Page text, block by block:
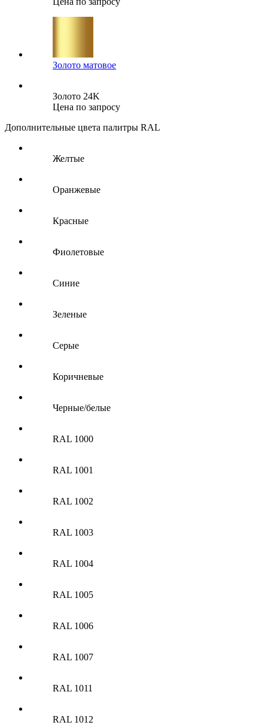
Золото матовое
Золото 24K
Цена по запросу
Дополнительные цвета палитры RAL
Желтые
Оранжевые
Красные
Фиолетовые
Синие
Зеленые
Серые
Коричневые
Черные/белые
RAL 1000
RAL 1001
RAL 1002
RAL 1003
RAL 1004
RAL 1005
RAL 1006
RAL 1007
RAL 1011
RAL 1012